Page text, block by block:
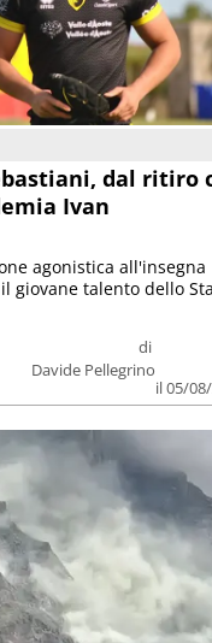
dal ritiro
Ivan
di
Davide Pellegrino
il 05/
agonistica all'insegna
giovane talento dello